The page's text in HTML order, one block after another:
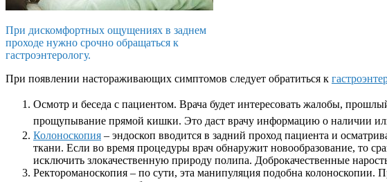
При дискомфортных ощущениях в заднем
проходе нужно срочно обращаться к
гастроэнтерологу.
При появлении настораживающих симптомов следует обратиться к
Осмотр и беседа с пациентом. Врача будет интересовать жалобы,
прощупывание прямой кишки. Это даст врачу информацию о наличии
Колоноскопия – эндоскоп вводится в задний проход пациента и
ткани. Если во время процедуры врач обнаружит новообразование, то
исключить злокачественную природу полипа. Доброкачественные
Ректороманоскопия – по сути, эта манипуляция подобна